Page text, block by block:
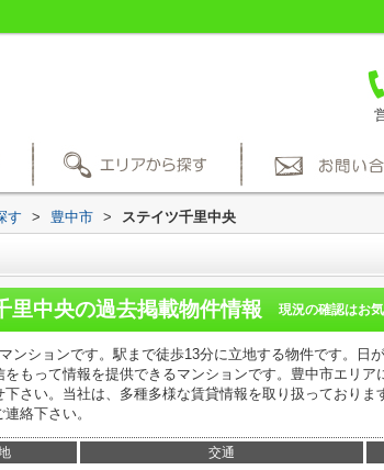
す > 豊中市 > ステイツ千里中央
里中央の過去掲載物件情報 現況の確認はお
ンションです。駅まで徒歩13分に立地する物件です。日
をもって情報を提供できるマンションです。豊中市エリ
下さい。当社は、多種多様な賃貸情報を取り扱っており
絡下さい。
交通